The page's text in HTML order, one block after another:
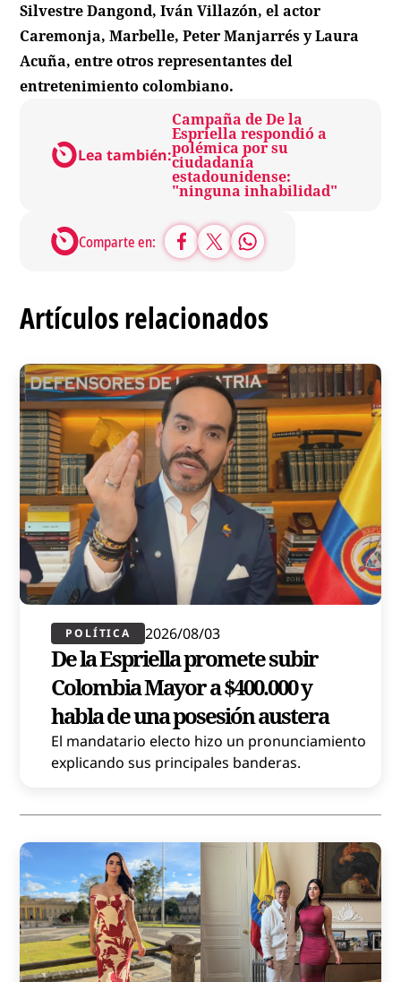
Silvestre Dangond, Iván Villazón, el actor
Caremonja, Marbelle, Peter Manjarrés y Laura
Acuña, entre otros representantes del
entretenimiento colombiano.
Lea también:
Campaña de De la
Espriella respondió a
polémica por su
ciudadanía
estadounidense:
"ninguna inhabilidad"
Comparte en:
Artículos relacionados
POLÍTICA​ 2026/08/03
De la Espriella promete subir
Colombia Mayor a $400.000 y
habla de una posesión austera
El mandatario electo hizo un pronunciamiento
explicando sus principales banderas.